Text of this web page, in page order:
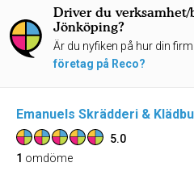
Driver du
Jönköping?
Är du nyfiken på hur din
företag på Reco?
Emanuels Skrädderi &
5.0
1 omdöme